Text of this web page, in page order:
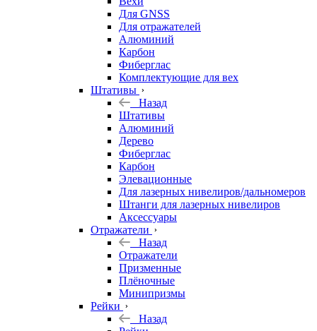
Для GNSS
Для отражателей
Алюминий
Карбон
Фиберглас
Комплектующие для вех
Штативы
Назад
Штативы
Алюминий
Дерево
Фиберглас
Карбон
Элевационные
Для лазерных нивелиров/дальномеров
Штанги для лазерных нивелиров
Аксессуары
Отражатели
Назад
Отражатели
Призменные
Плёночные
Минипризмы
Рейки
Назад